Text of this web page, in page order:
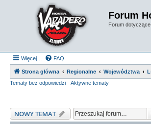
Forum
Forum
Więcej… FAQ
Strona główna Regionalne Województwa
Tematy bez odpowiedzi
Aktywne tematy
NOWY TEMAT